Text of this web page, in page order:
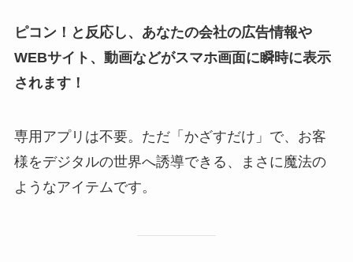
ピコン！と反応し、あなたの会社の広告情報や
WEBサイト、動画などがスマホ画面に瞬時に表示
されます！
専用アプリは不要。ただ「かざすだけ」で、お客
様をデジタルの世界へ誘導できる、まさに魔法の
ようなアイテムです。